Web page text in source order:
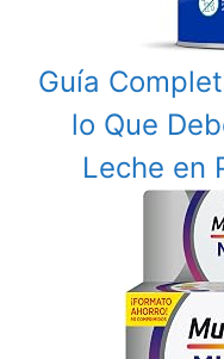
Guía
lo Que
Leche en